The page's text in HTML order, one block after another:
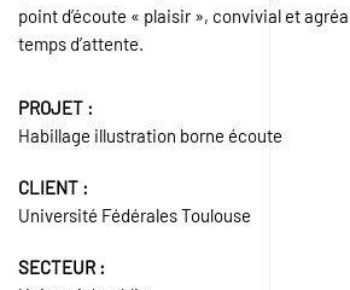
point d’écoute « plaisir », convivial et
temps d’attente.
PROJET :
Habillage illustration borne écoute
CLIENT :
Université Fédérales Toulouse
SECTEUR :